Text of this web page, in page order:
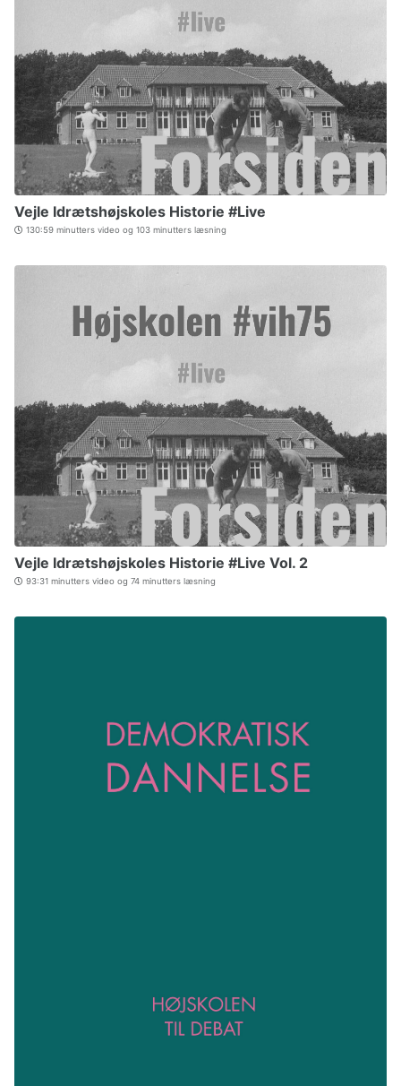
Vejle Idrætshøjskoles Historie #Live
130:59 minutters video og 103 minutters læsning
Vejle Idrætshøjskoles Historie #Live Vol. 2
93:31 minutters video og 74 minutters læsning